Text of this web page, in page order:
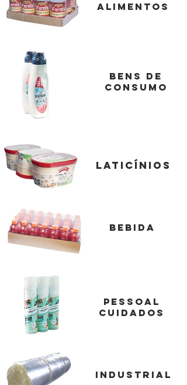
Alimentos
bens de
consumo
laticínios
bebida
pessoal
cuidados
industrial